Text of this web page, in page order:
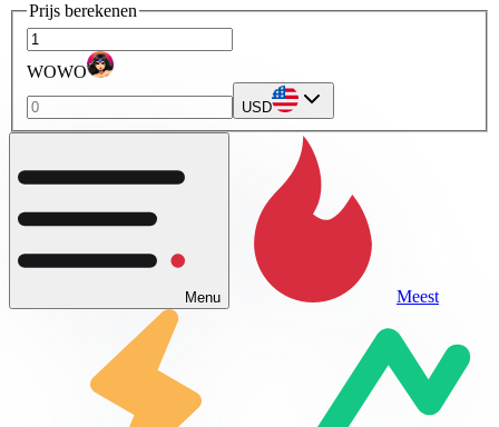
Prijs berekenen
WOWO
USD
Menu Meest